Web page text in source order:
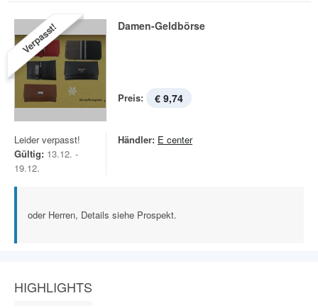
Verpasst! Damen-Geldbörse
Preis: € 9,74
Leider verpasst!
Gültig: 13.12. -
19.12.
Händler: E center
oder Herren, Details siehe Prospekt.
HIGHLIGHTS